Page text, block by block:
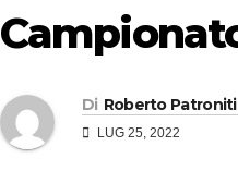
Di Roberto Patroniti
LUG 25, 2022